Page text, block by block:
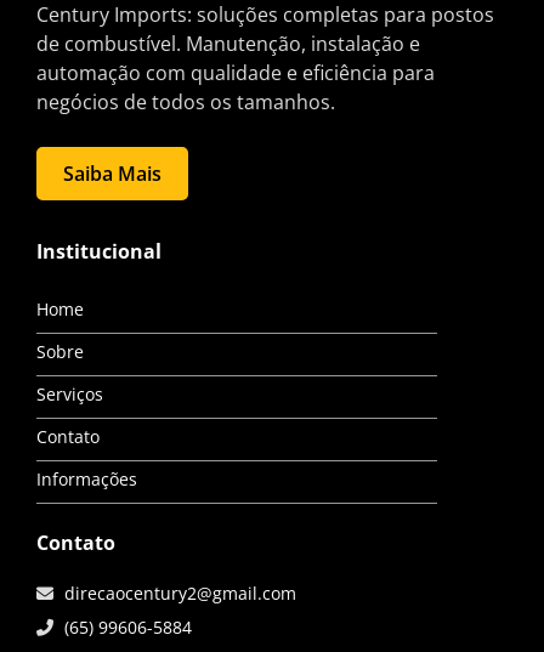
Century Imports: soluções completas para postos
de combustível. Manutenção, instalação e
automação com qualidade e eficiência para
negócios de todos os tamanhos.
Saiba Mais
Institucional
Home
Sobre
Serviços
Contato
Informações
Contato
direcaocentury2@gmail.com
(65) 99606-5884